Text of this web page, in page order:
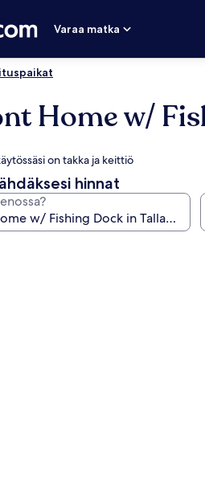
Varaa matka
Home w/
on takka ja keittiö
hinnat